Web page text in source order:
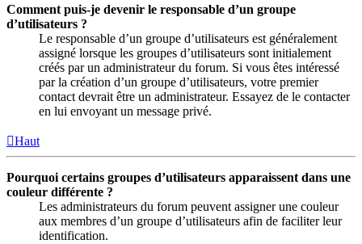
Comment puis-je devenir le responsable d’un groupe
d’utilisateurs ?
Le responsable d’un groupe d’utilisateurs est généralement
assigné lorsque les groupes d’utilisateurs sont initialement
créés par un administrateur du forum. Si vous êtes intéressé
par la création d’un groupe d’utilisateurs, votre premier
contact devrait être un administrateur. Essayez de le contacter
en lui envoyant un message privé.
Haut
Pourquoi certains groupes d’utilisateurs apparaissent dans une
couleur différente ?
Les administrateurs du forum peuvent assigner une couleur
aux membres d’un groupe d’utilisateurs afin de faciliter leur
identification.